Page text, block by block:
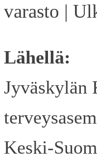
varasto |
Lähellä:
Jyväskylän
Keski-